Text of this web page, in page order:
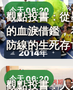
今天 06:20
教育社會
2014年
觀點投書：
的血淚借鑑
防線的生死
今天 06:20
觀點投書：